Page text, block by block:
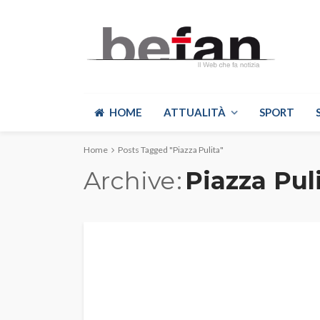
HOME ATTUALITÀ SPORT
Home Posts Tagged "Piazza Pulita"
Archive Piazza